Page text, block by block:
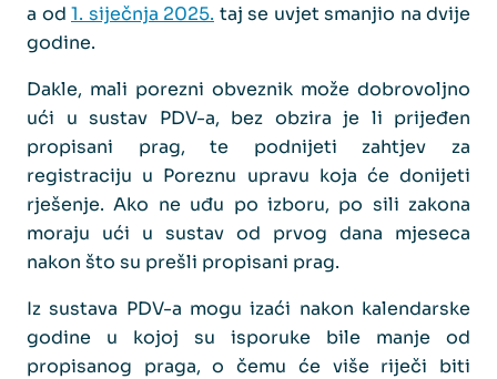
a od 1. siječnja 2025. taj se uvjet smanjio na dvije
godine.
Dakle, mali porezni obveznik može dobrovoljno
ući u sustav PDV-a, bez obzira je li prijeđen
propisani prag, te podnijeti zahtjev za
registraciju u Poreznu upravu koja će donijeti
rješenje. Ako ne uđu po izboru, po sili zakona
moraju ući u sustav od prvog dana mjeseca
nakon što su prešli propisani prag.
Iz sustava PDV-a mogu izaći nakon kalendarske
godine u kojoj su isporuke bile manje od
propisanog praga, o čemu će više riječi biti